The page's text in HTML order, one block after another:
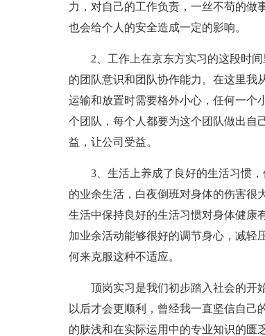
力，对自己的工作负责，一丝不苟的做
也会给个人的安全造成一定的影响。
2、工作上在京东方实习的这段时间
的团队意识和团队协作能力。在这里我
运输和放置时需要格外小心，任何一个
个团队，每个人都要为这个团队做出自
益，让公司受益。
3、生活上养成了良好的生活习惯，
的业余生活，白夜倒班对身体的伤害很
生活中保持良好的生活习惯对身体健康
加业余活动能够很好的调节身心，减轻
何来克服这种不适应。
顶岗实习是我们初步踏入社会的开始
以后才会更顺利，曾经我一直坚信自己
的肤浅和在实际运用中的专业知识的匮